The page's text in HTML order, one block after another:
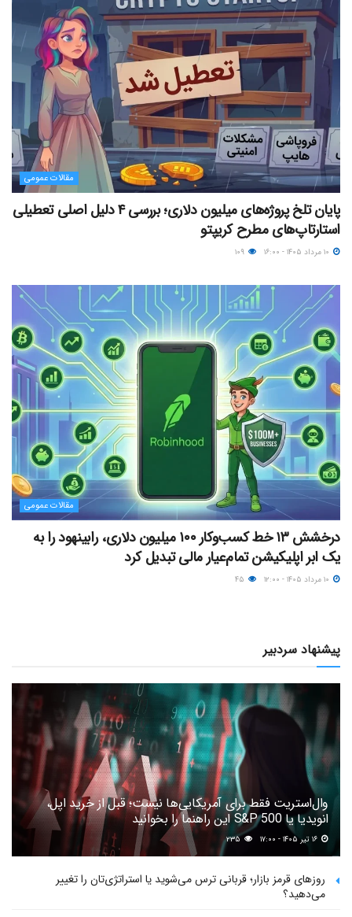
مقالات عمومی
پایان تلخ پروژه‌های میلیون دلاری؛ بررسی ۴ دلیل اصلی تعطیلی
استارتاپ‌های مطرح کریپتو
مقالات عمومی
درخشش ۱۳ خط کسب‌وکار ۱۰۰ میلیون دلاری، رابینهود را به
یک ابر اپلیکیشن تمام‌عیار مالی تبدیل کرد
پیشنهاد سردبیر
وال‌استریت فقط برای آمریکایی‌ها نیست؛ قبل از خرید اپل،
انویدیا یا S&P 500 این راهنما را بخوانید
۲۳۵
روزهای قرمز بازار؛ قربانی ترس می‌شوید یا استراتژی‌تان را تغییر
می‌دهید؟